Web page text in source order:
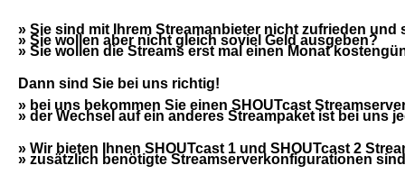
» Sie sind mit Ihrem Streamanbieter nicht zufrieden
» Sie wollen aber nicht gleich soviel Geld ausgeben?
» Sie wollen die Streams erst mal einen Monat
Dann sind Sie bei uns richtig!
» bei uns bekommen Sie einen SHOUTcast
» der Wechsel auf ein anderes Streampaket ist bei uns
» Wir bieten Ihnen SHOUTcast 1 und SHOUTcast 2
» zusätzlich benötigte Streamserverkonfigurationen